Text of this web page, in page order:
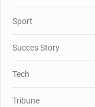
Sport
Succes Story
Tech
Tribune